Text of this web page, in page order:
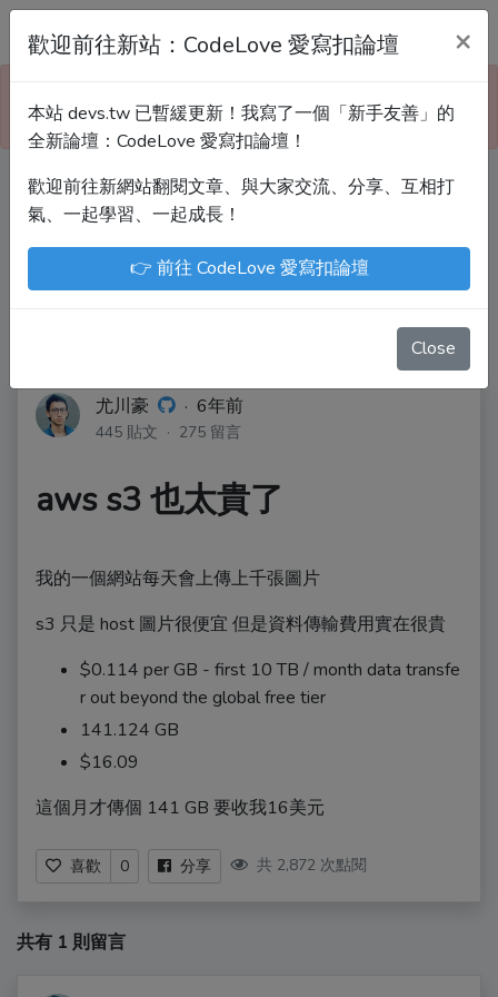
Devs.tw 寫程式討論區
請到新網站「CodeLove 愛寫扣論壇」！
Devs.tw 是讓工程師寫筆記、網誌的平台。歡迎
您隨手紀錄、寫作，方便日後搜尋！
尤川豪
Enoxs
chenjenping
尤川豪 · 6年前
445 貼文 · 275 留言
aws s3 也太貴了
我的一個網站每天會上傳上千張圖片
s3 只是 host 圖片很便宜 但是資料傳輸費用實在很貴
$0.114 per GB - first 10 TB / month data transfe
r out beyond the global free tier
141.124 GB
$16.09
這個月才傳個 141 GB 要收我16美元
喜歡 0 分享 共 2,872 次點閱
共有 1 則留言
歡迎前往新站：CodeLove 愛寫扣論壇 ×
本站 devs.tw 已暫緩更新！我寫了一個「新手友善」的
全新論壇：CodeLove 愛寫扣論壇！
歡迎前往新網站翻閱文章、與大家交流、分享、互相打
氣、一起學習、一起成長！
👉 前往 CodeLove 愛寫扣論壇
Close